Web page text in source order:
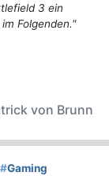
3 ein
Folgenden."
von Brunn
#Gaming